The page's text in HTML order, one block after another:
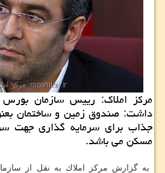
مركز املاك: رییس سازمان بورس
داشت: صندوق زمین و ساختمان
جذاب برای سرمایه گذاری جهت
مسكن می باشد.
به گزارش مركز املاك به نقل از